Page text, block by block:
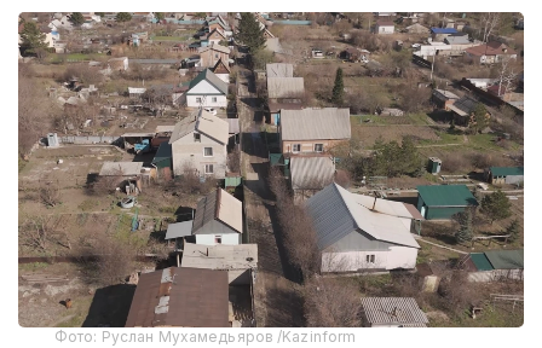
Фото: Руслан Мухамедьяров /Kazinform